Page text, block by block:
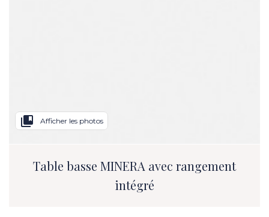
collections_bookmark Afficher les photos
Table basse MINERA avec rangement
intégré